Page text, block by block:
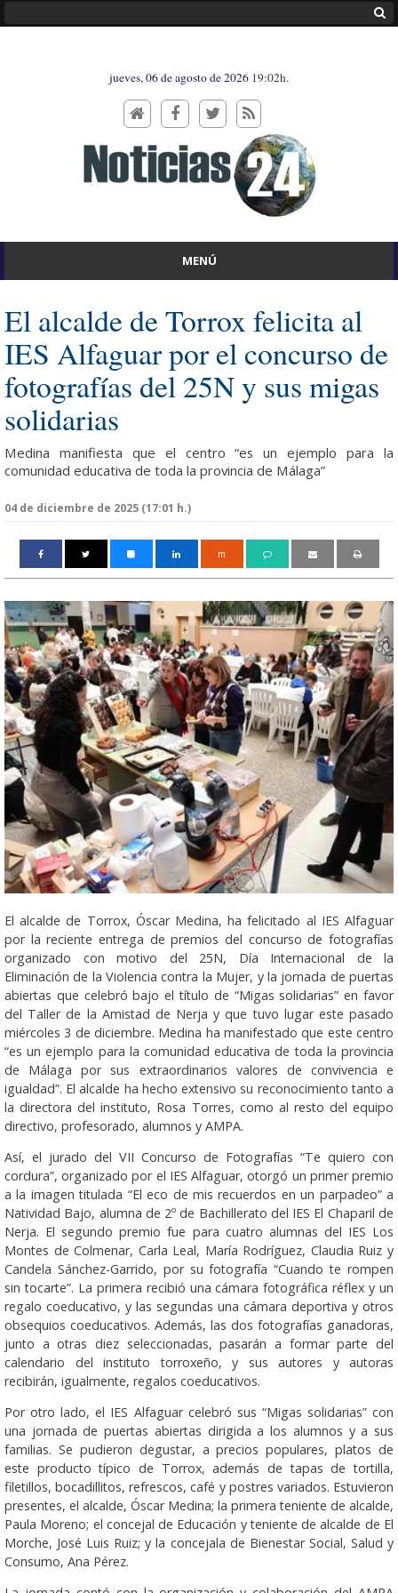
jueves, 06 de agosto de 2026 19:02h.
MENÚ
El alcalde de Torrox felicita al
IES Alfaguar por el concurso de
fotografías del 25N y sus migas
solidarias
Medina manifiesta que el centro “es un ejemplo para la
comunidad educativa de toda la provincia de Málaga”
04 de diciembre de 2025 (17:01 h.)
m
El alcalde de Torrox, Óscar Medina, ha felicitado al IES Alfaguar
por la reciente entrega de premios del concurso de fotografías
organizado con motivo del 25N, Día Internacional de la
Eliminación de la Violencia contra la Mujer, y la jornada de puertas
abiertas que celebró bajo el título de “Migas solidarias” en favor
del Taller de la Amistad de Nerja y que tuvo lugar este pasado
miércoles 3 de diciembre. Medina ha manifestado que este centro
“es un ejemplo para la comunidad educativa de toda la provincia
de Málaga por sus extraordinarios valores de convivencia e
igualdad”. El alcalde ha hecho extensivo su reconocimiento tanto a
la directora del instituto, Rosa Torres, como al resto del equipo
directivo, profesorado, alumnos y AMPA.
Así, el jurado del VII Concurso de Fotografías “Te quiero con
cordura”, organizado por el IES Alfaguar, otorgó un primer premio
a la imagen titulada “El eco de mis recuerdos en un parpadeo” a
Natividad Bajo, alumna de 2º de Bachillerato del IES El Chaparil de
Nerja. El segundo premio fue para cuatro alumnas del IES Los
Montes de Colmenar, Carla Leal, María Rodríguez, Claudia Ruiz y
Candela Sánchez-Garrido, por su fotografía “Cuando te rompen
sin tocarte”. La primera recibió una cámara fotográfica réflex y un
regalo coeducativo, y las segundas una cámara deportiva y otros
obsequios coeducativos. Además, las dos fotografías ganadoras,
junto a otras diez seleccionadas, pasarán a formar parte del
calendario del instituto torroxeño, y sus autores y autoras
recibirán, igualmente, regalos coeducativos.
Por otro lado, el IES Alfaguar celebró sus “Migas solidarias” con
una jornada de puertas abiertas dirigida a los alumnos y a sus
familias. Se pudieron degustar, a precios populares, platos de
este producto típico de Torrox, además de tapas de tortilla,
filetillos, bocadillitos, refrescos, café y postres variados. Estuvieron
presentes, el alcalde, Óscar Medina; la primera teniente de alcalde,
Paula Moreno; el concejal de Educación y teniente de alcalde de El
Morche, José Luis Ruiz; y la concejala de Bienestar Social, Salud y
Consumo, Ana Pérez.